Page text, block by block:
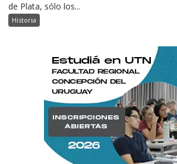
de Plata, sólo los...
Historia